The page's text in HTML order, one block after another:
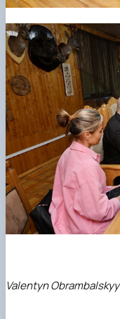
Valentyn Obrambalskyy